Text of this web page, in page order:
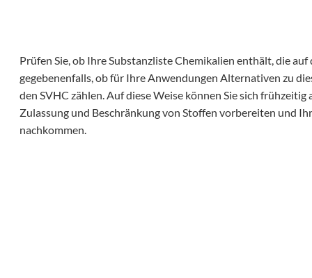
Prüfen Sie, ob Ihre Substanzliste Chemikalien enthält, die
gegebenenfalls, ob für Ihre Anwendungen Alternativen zu
den SVHC zählen. Auf diese Weise können Sie sich
Zulassung und Beschränkung von Stoffen vorbereiten und
nachkommen.